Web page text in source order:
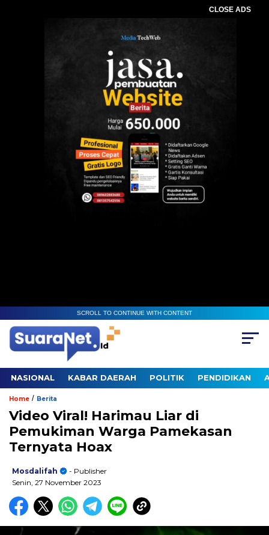
CLOSE ADS
SCROLL TO CONTINUE WITH CONTENT
NASIONAL KABAR DAERAH POLITIK PENDIDIKAN
Home / Berita
Video Viral! Harimau Liar di
Pemukiman Warga Pamekasan
Ternyata Hoax
Mosdalifah
- Publisher
Senin, 27 November 2023